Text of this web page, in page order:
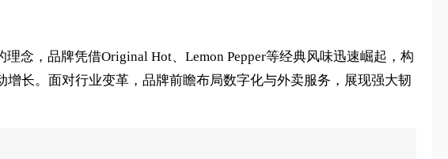
念，品牌凭借Original Hot、Lemon Pepper等经典风味迅速崛起，构
长。面对行业变革，品牌前瞻布局数字化与外卖服务，展现强大韧